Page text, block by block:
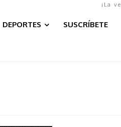
¡La
DEPORTES SUSCRÍBETE